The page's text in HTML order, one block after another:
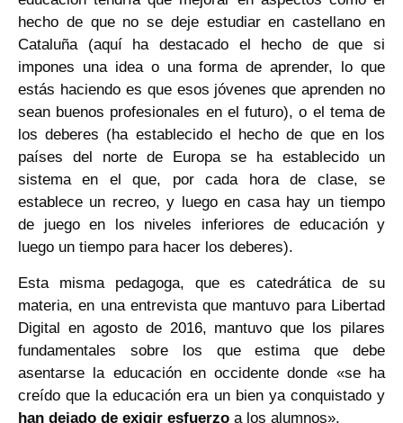
hecho de que no se deje estudiar en castellano en
Cataluña (aquí ha destacado el hecho de que si
impones una idea o una forma de aprender, lo que
estás haciendo es que esos jóvenes que aprenden no
sean buenos profesionales en el futuro), o el tema de
los deberes (ha establecido el hecho de que en los
países del norte de Europa se ha establecido un
sistema en el que, por cada hora de clase, se
establece un recreo, y luego en casa hay un tiempo
de juego en los niveles inferiores de educación y
luego un tiempo para hacer los deberes).
Esta misma pedagoga, que es catedrática de su
materia, en una entrevista que mantuvo para Libertad
Digital en agosto de 2016, mantuvo que los pilares
fundamentales sobre los que estima que debe
asentarse la educación en occidente donde «se ha
creído que la educación era un bien ya conquistado y
han dejado de exigir esfuerzo a los alumnos».